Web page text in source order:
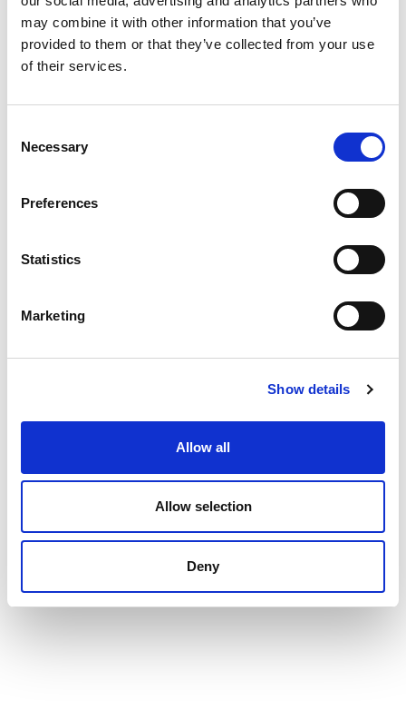
may combine it with other information that you’ve
provided to them or that they’ve collected from your use
of their services.
Selection
Necessary
Preferences
Statistics
Marketing
Show details
Allow all
Allow selection
Deny
T250
VIDEO